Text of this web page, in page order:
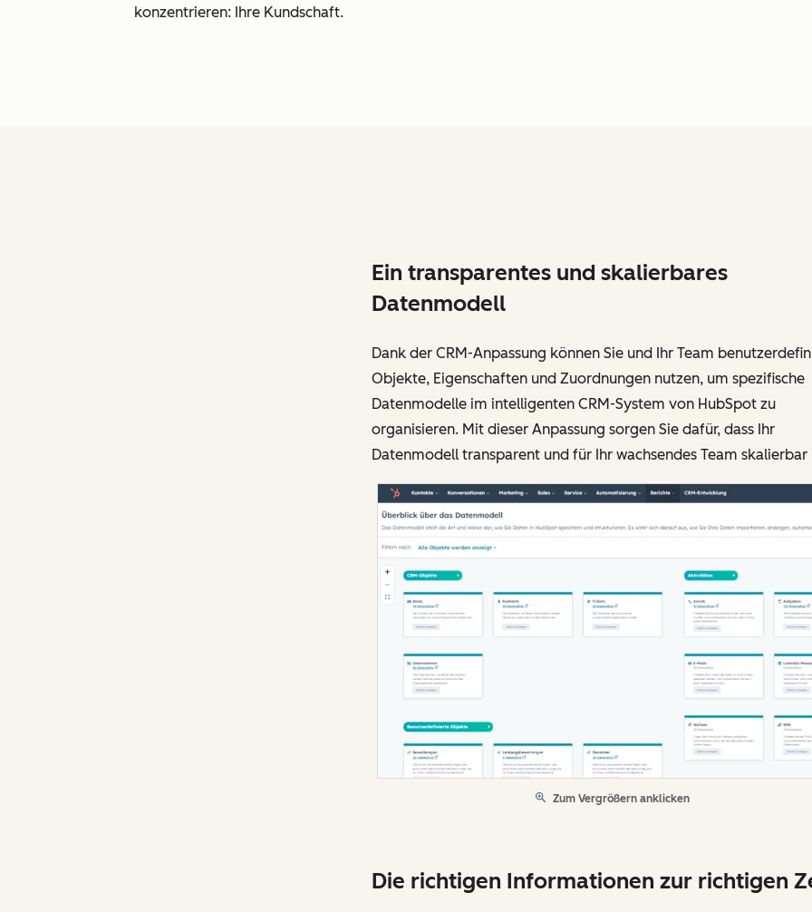
konzentrieren: Ihre Kundschaft.
Ein transparentes und skalierbares
Datenmodell
Dank der CRM-Anpassung können Sie und Ihr Team
Objekte, Eigenschaften und Zuordnungen nutzen, um spezifische
Datenmodelle im intelligenten CRM-System von HubSpot zu
organisieren. Mit dieser Anpassung sorgen Sie dafür, dass Ihr
Datenmodell transparent und für Ihr wachsendes Team skalierbar
Zum Vergrößern anklicken
Die richtigen Informationen zur richtigen